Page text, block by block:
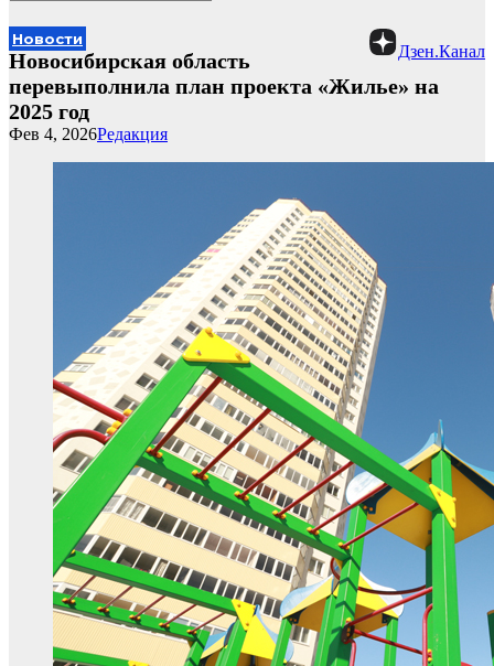
Новости
Дзен.Канал
Новосибирская область
перевыполнила план проекта «Жилье» на
2025 год
Редакция
Фев 4, 2026